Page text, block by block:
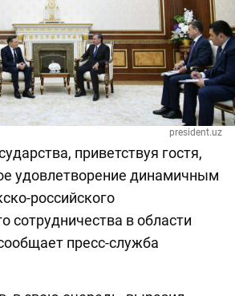
president.uz
приветствуя гостя,
удовлетворение динамичным
российского
сотрудничества в области
пресс-служба